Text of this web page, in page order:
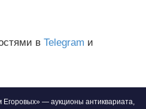
в Telegram и
— аукционы антиквариата,